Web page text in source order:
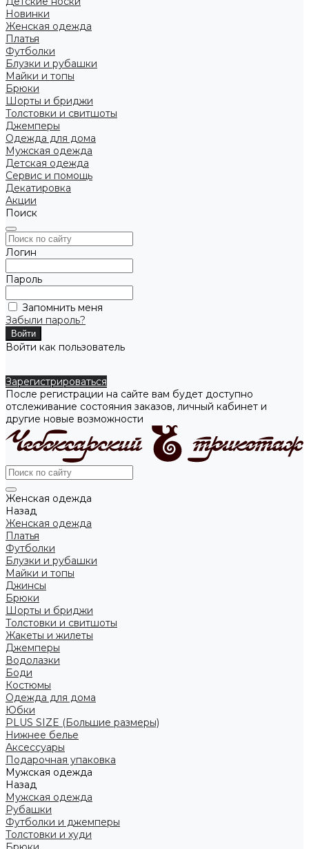
Новинки
Женская одежда
Платья
Футболки
Блузки и рубашки
Майки и топы
Брюки
Шорты и бриджи
Толстовки и свитшоты
Джемперы
Одежда для дома
Мужская одежда
Детская одежда
Сервис и помощь
Декатировка
Акции
Поиск
Логин
Пароль
Запомнить меня
Забыли пароль?
Войти как пользователь
Зарегистрироваться
После регистрации на сайте вам будет доступно
отслеживание состояния заказов, личный кабинет и
другие новые возможности
Женская одежда
Назад
Женская одежда
Платья
Футболки
Блузки и рубашки
Майки и топы
Джинсы
Брюки
Шорты и бриджи
Толстовки и свитшоты
Жакеты и жилеты
Джемперы
Водолазки
Боди
Костюмы
Одежда для дома
Юбки
PLUS SIZE (Большие размеры)
Нижнее белье
Аксессуары
Подарочная упаковка
Мужская одежда
Назад
Мужская одежда
Рубашки
Футболки и джемперы
Толстовки и худи